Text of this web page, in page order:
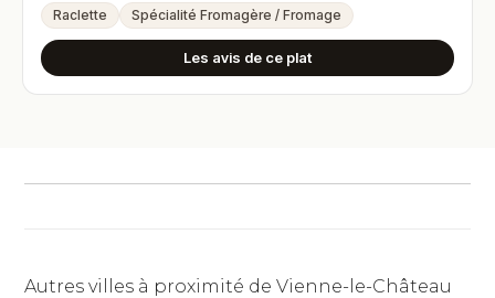
Raclette Spécialité Fromagère / Fromage
Les avis de ce plat
Autres villes à proximité de Vienne-le-Château